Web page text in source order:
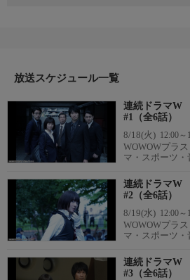
宏、小柳友／神野三鈴、勝村政信、段
番組詳細
第1話：警視庁捜査一課十一係の刑事・
相棒・鷹野秀昭の公安部への異動があ
んな中、資産家・天野の自宅で猟奇殺
はわからず、“クラスター16”と名乗る
居場所を示唆するメールが届く。犯人
捜査を続ける塔子たちだが……。
放送スケジュール一覧
連続ドラマW
#1（全6話）
8/18(火) 12:00～
WOWOWプラ
マ・スポーツ・
連続ドラマW
#2（全6話）
8/19(水) 12:00～
WOWOWプラ
マ・スポーツ・
連続ドラマW
#3（全6話）